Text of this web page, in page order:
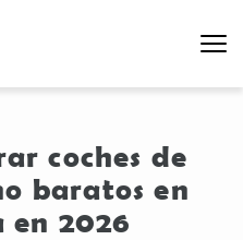
coches de
baratos en
en 2026